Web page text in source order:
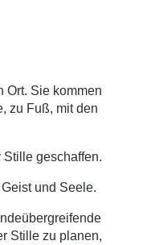
Ort. Sie kommen
zu Fuß, mit den
Stille geschaffen.
und Seele.
Stille zu planen,